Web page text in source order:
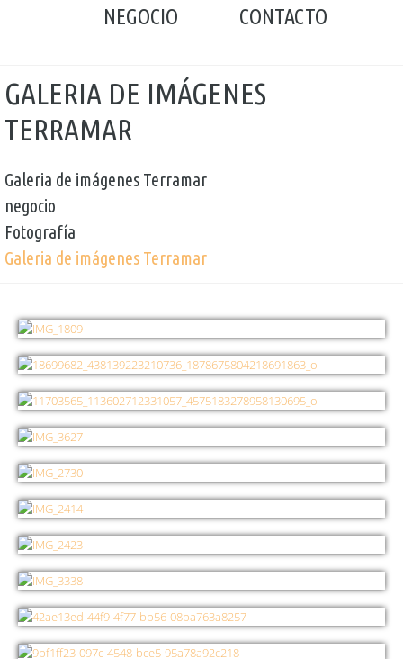
NEGOCIO CONTACTO
GALERIA DE IMÁGENES
TERRAMAR
Galeria de imágenes Terramar
negocio
Fotografía
Galeria de imágenes Terramar